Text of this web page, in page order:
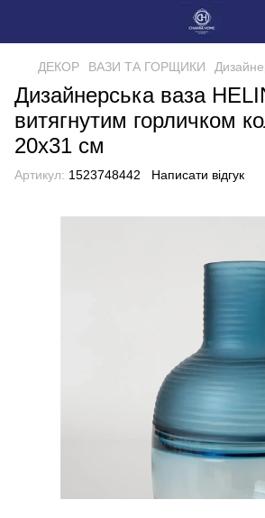
ДЕКОР ВАЗИ ТА ГОРЩИКИ
Дизайнерська ваза
витягнутим горличком
20x31 см
Артикул: 1523748442 Написати відгук